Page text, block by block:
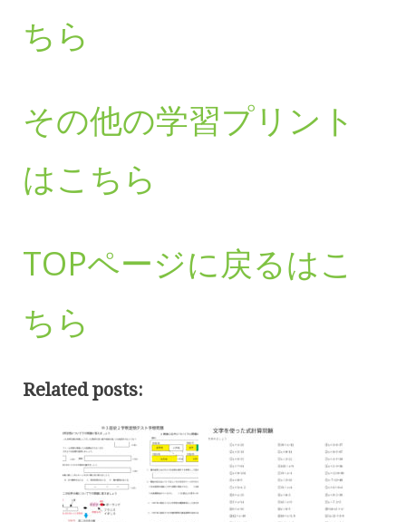
ちら
その他の学習プリント
はこちら
TOPページに戻るはこ
ちら
Related posts: